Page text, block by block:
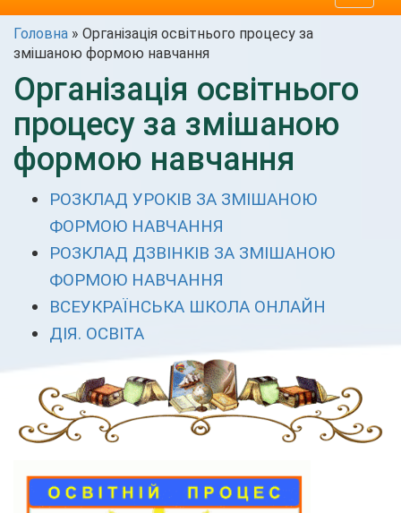
Головна » Організація освітнього процесу за
змішаною формою навчання
Організація освітнього
процесу за змішаною
формою навчання
РОЗКЛАД УРОКІВ ЗА ЗМІШАНОЮ
ФОРМОЮ НАВЧАННЯ
РОЗКЛАД ДЗВІНКІВ ЗА ЗМІШАНОЮ
ФОРМОЮ НАВЧАННЯ
ВСЕУКРАЇНСЬКА ШКОЛА ОНЛАЙН
ДІЯ. ОСВІТА